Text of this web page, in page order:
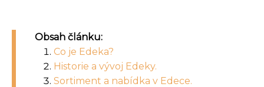
Obsah článku:
Co je Edeka?
Historie a vývoj Edeky.
Sortiment a nabídka v Edece.